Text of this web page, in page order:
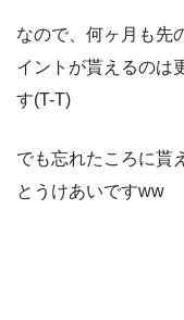
なので、何ヶ月も先
イントが貰えるのは
す(T-T)
でも忘れたころに貰
とうけあいですww